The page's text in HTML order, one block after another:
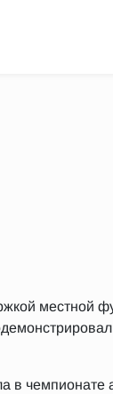
местной
в чемпионате